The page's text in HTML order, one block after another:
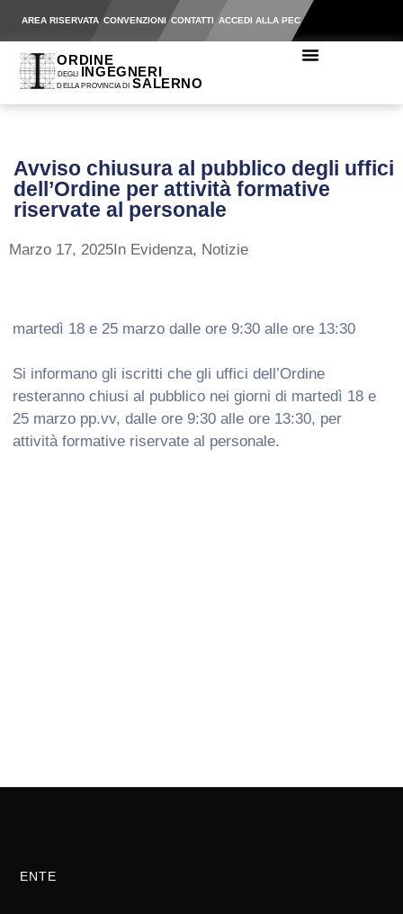
AREA RISERVATA CONVENZIONI CONTATTI ACCEDI ALLA PEC
Avviso chiusura al pubblico degli uffici
dell’Ordine per attività formative
riservate al personale
Marzo 17, 2025In Evidenza, Notizie
martedì 18 e 25 marzo dalle ore 9:30 alle ore 13:30
Si informano gli iscritti che gli uffici dell’Ordine
resteranno chiusi al pubblico nei giorni di martedì 18 e
25 marzo pp.vv, dalle ore 9:30 alle ore 13:30, per
attività formative riservate al personale.
ENTE